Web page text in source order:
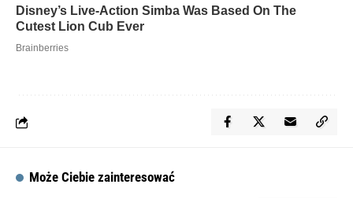
Może Ciebie zainteresować